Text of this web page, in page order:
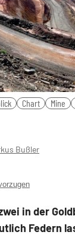
Chart Mine
Bußler
in der
Federn